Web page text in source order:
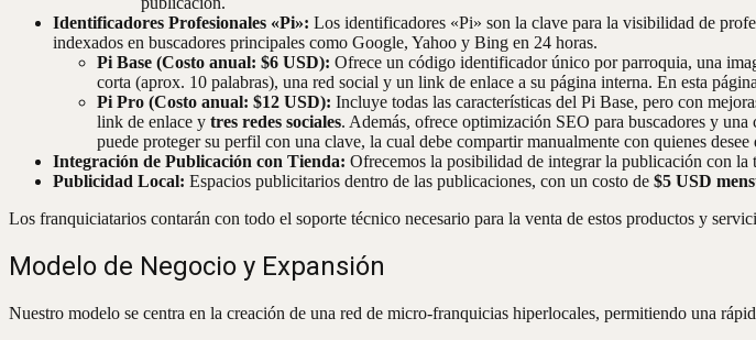
Identificadores Profesionales «Pi»: Los identificadores «Pi» son la clave para la visibilidad de
indexados en buscadores principales como Google, Yahoo y Bing en 24 horas.
Pi Base (Costo anual: $6 USD): Ofrece un código identificador único por parroquia, una
corta (aprox. 10 palabras), una red social y un link de enlace a su página interna. En esta
Pi Pro (Costo anual: $12 USD): Incluye todas las características del Pi Base, pero con
link de enlace y tres redes sociales. Además, ofrece optimización SEO para buscadores y una
puede proteger su perfil con una clave, la cual debe compartir manualmente con quienes
Integración de Publicación con Tienda: Ofrecemos la posibilidad de integrar la publicación con la
Publicidad Local: Espacios publicitarios dentro de las publicaciones, con un costo de $5 USD
Los franquiciatarios contarán con todo el soporte técnico necesario para la venta de estos productos y
Modelo de Negocio y Expansión
Nuestro modelo se centra en la creación de una red de micro-franquicias hiperlocales, permitiendo una